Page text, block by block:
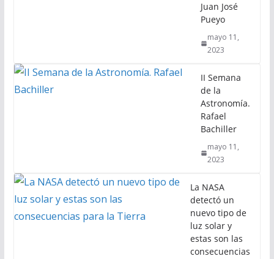
Juan José
Pueyo
mayo 11,
2023
II Semana
de la
Astronomía.
Rafael
Bachiller
mayo 11,
2023
La NASA
detectó un
nuevo tipo de
luz solar y
estas son las
consecuencias